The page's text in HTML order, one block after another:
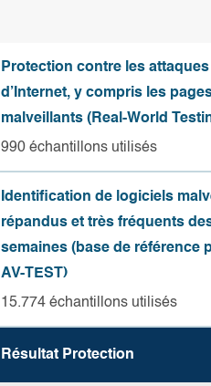
Protection contre les attaques
d’Internet, y compris les
malveillants (Real-World
990 échantillons utilisés
Identification de logiciels
répandus et très fréquents
semaines (base de référence
AV-TEST)
15.774 échantillons utilisés
Résultat Protection